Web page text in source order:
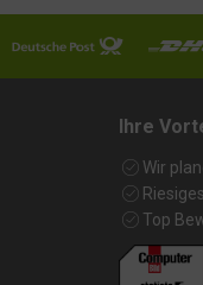
Ihre
Wir
Top